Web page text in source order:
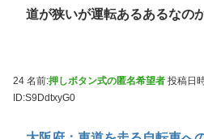
道が狭いが運転あるあるなの
24 名前:押しボタン式の匿名希望者 投稿日
ID:S9DdtxyG0